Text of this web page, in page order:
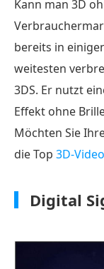
Kann man 3D
bereits in
weitesten
3DS. Er nutzt
Effekt ohne
Möchten Sie
die Top 3D-
Digital